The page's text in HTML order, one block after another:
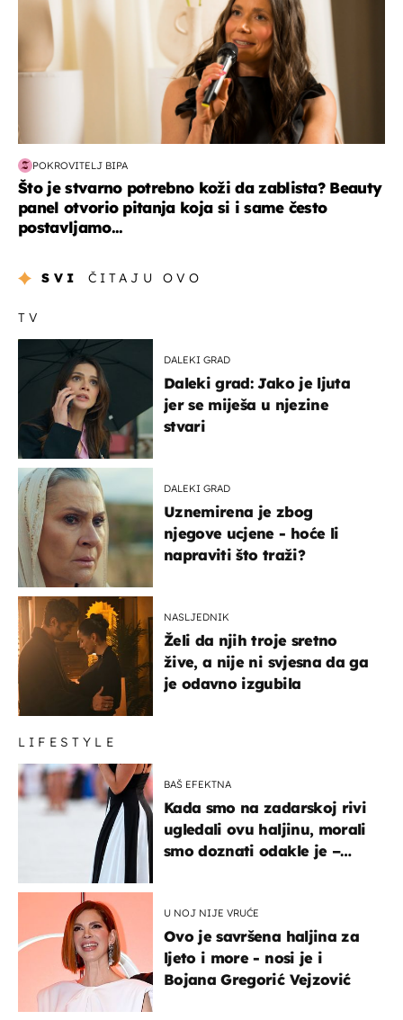
POKROVITELJ BIPA
Što je stvarno potrebno koži da zablista? Beauty
panel otvorio pitanja koja si i same često
postavljamo...
SVI ČITAJU OVO
TV
DALEKI GRAD
Daleki grad: Jako je ljuta
jer se miješa u njezine
stvari
DALEKI GRAD
Uznemirena je zbog
njegove ucjene - hoće li
napraviti što traži?
NASLJEDNIK
Želi da njih troje sretno
žive, a nije ni svjesna da ga
je odavno izgubila
LIFESTYLE
BAŠ EFEKTNA
Kada smo na zadarskoj rivi
ugledali ovu haljinu, morali
smo doznati odakle je –
U NOJ NIJE VRUĆE
Ovo je savršena haljina za
ljeto i more - nosi je i
Bojana Gregorić Vejzović